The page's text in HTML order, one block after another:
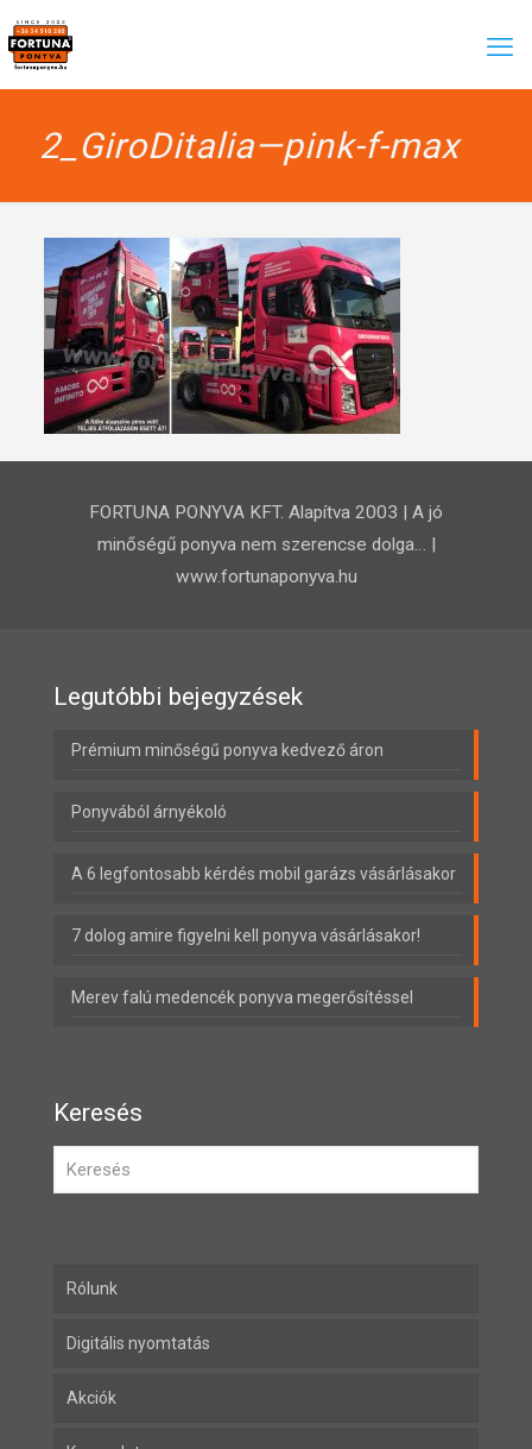
2_GiroDitalia—pink-f-max
FORTUNA PONYVA KFT. Alapítva 2003 | A jó
minőségű ponyva nem szerencse dolga… |
www.fortunaponyva.hu
Legutóbbi bejegyzések
Prémium minőségű ponyva kedvező áron
Ponyvából árnyékoló
A 6 legfontosabb kérdés mobil garázs vásárlásakor
7 dolog amire figyelni kell ponyva vásárlásakor!
Merev falú medencék ponyva megerősítéssel
Keresés
Rólunk
Digitális nyomtatás
Akciók